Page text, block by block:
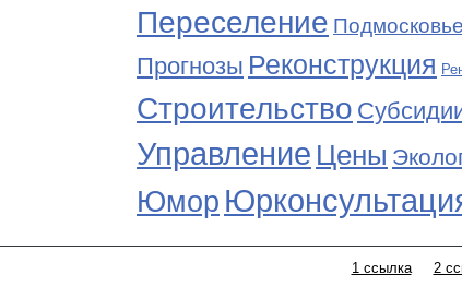
Переселение Подмосковье
Прогнозы Реконструкция
Строительство
Управление Цены
Юмор
1 ссылка 2